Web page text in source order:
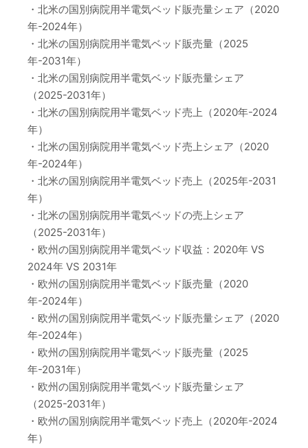
・北米の国別病院用半電気ベッド販売量シェア（2020
年-2024年）
・北米の国別病院用半電気ベッド販売量（2025
年-2031年）
・北米の国別病院用半電気ベッド販売量シェア
（2025-2031年）
・北米の国別病院用半電気ベッド売上（2020年-2024
年）
・北米の国別病院用半電気ベッド売上シェア（2020
年-2024年）
・北米の国別病院用半電気ベッド売上（2025年-2031
年）
・北米の国別病院用半電気ベッドの売上シェア
（2025-2031年）
・欧州の国別病院用半電気ベッド収益：2020年 VS
2024年 VS 2031年
・欧州の国別病院用半電気ベッド販売量（2020
年-2024年）
・欧州の国別病院用半電気ベッド販売量シェア（2020
年-2024年）
・欧州の国別病院用半電気ベッド販売量（2025
年-2031年）
・欧州の国別病院用半電気ベッド販売量シェア
（2025-2031年）
・欧州の国別病院用半電気ベッド売上（2020年-2024
年）